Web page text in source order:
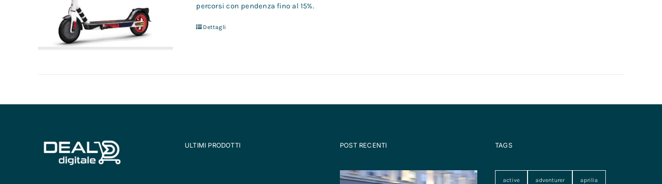
percorsi con pendenza fino al 15%.
Dettagli
ULTIMI PRODOTTI POST RECENTI TAGS
active adventurer aprilia